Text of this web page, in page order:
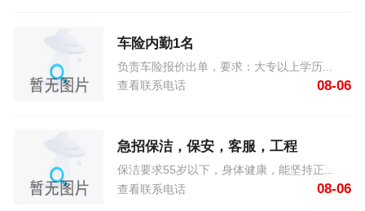
车险内勤1名
负责车险报价出单，要求：大专以上学历...
查看联系电话
08-06
急招保洁，保安，客服，工程
保洁要求55岁以下，身体健康，能坚持正...
查看联系电话
08-06